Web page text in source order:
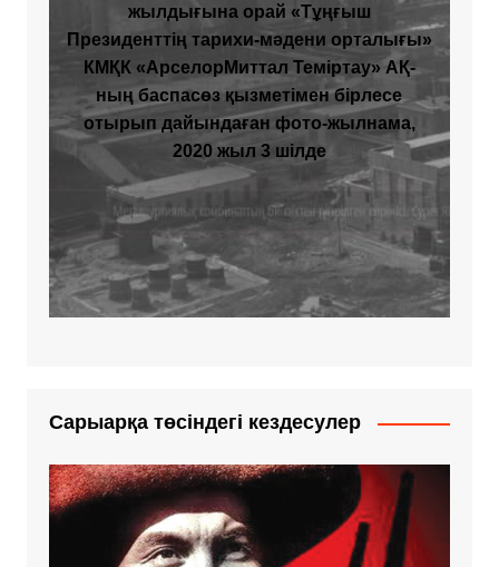
жылдығына орай «Тұңғыш
Президенттің тарихи-мәдени орталығы»
КМҚК «АрселорМиттал Теміртау» АҚ-
ның баспасөз қызметімен бірлесе
отырып дайындаған фото-жылнама,
2020 жыл 3 шілде
Сарыарқа төсіндегі кездесулер